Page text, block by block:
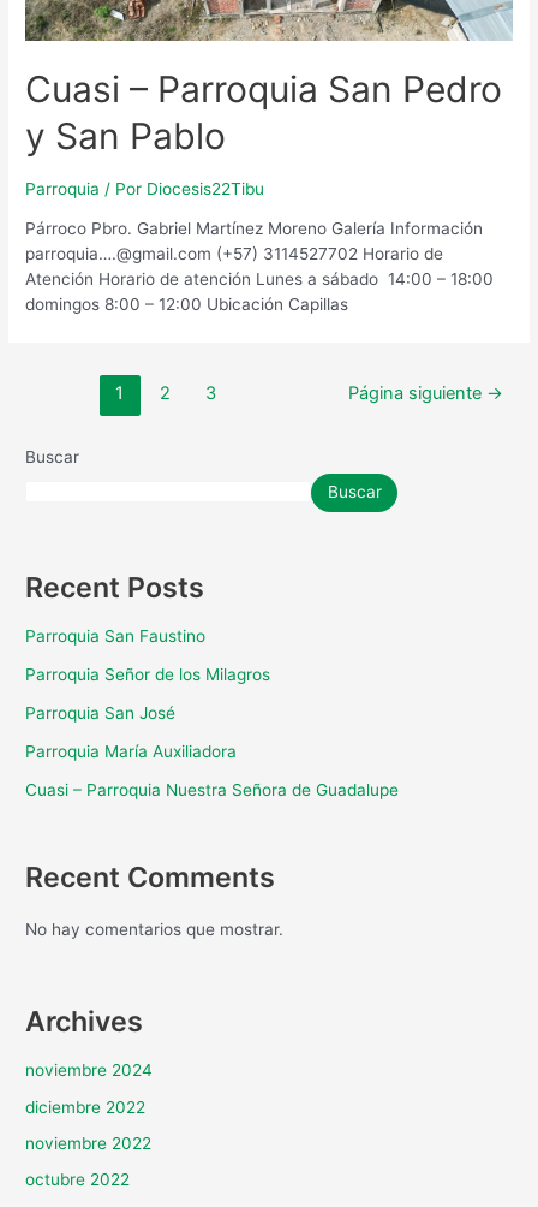
Cuasi – Parroquia San Pedro
y San Pablo
Parroquia / Por Diocesis22Tibu
Párroco Pbro. Gabriel Martínez Moreno Galería Información
parroquia….@gmail.com (+57) 3114527702 Horario de
Atención​ Horario de atención Lunes a sábado 14:00 – 18:00
domingos 8:00 – 12:00 Ubicación Capillas
1 2 3 Página siguiente →
Buscar
Buscar
Recent Posts
Parroquia San Faustino
Parroquia Señor de los Milagros
Parroquia San José
Parroquia María Auxiliadora
Cuasi – Parroquia Nuestra Señora de Guadalupe
Recent Comments
No hay comentarios que mostrar.
Archives
noviembre 2024
diciembre 2022
noviembre 2022
octubre 2022